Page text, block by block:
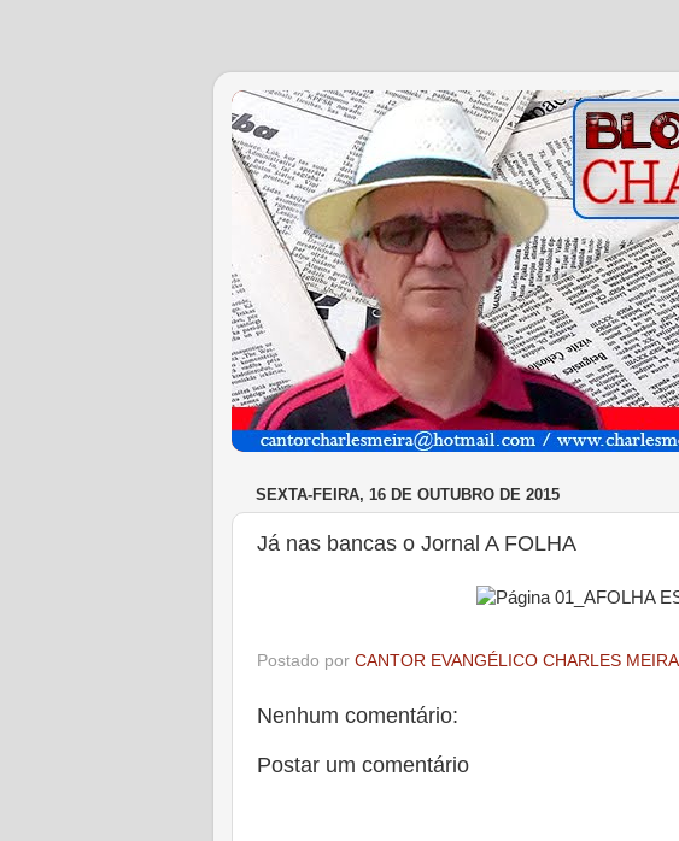
SEXTA-FEIRA, 16 DE OUTUBRO DE 2015
Já nas bancas o Jornal A FOLHA
Postado por CANTOR EVANGÉLICO CHARLES MEIRA
Nenhum comentário:
Postar um comentário